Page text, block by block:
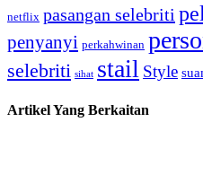
netflix pasangan selebriti
penyanyi perkahwinan
selebriti sihat stail Style
Artikel Yang Berkaitan